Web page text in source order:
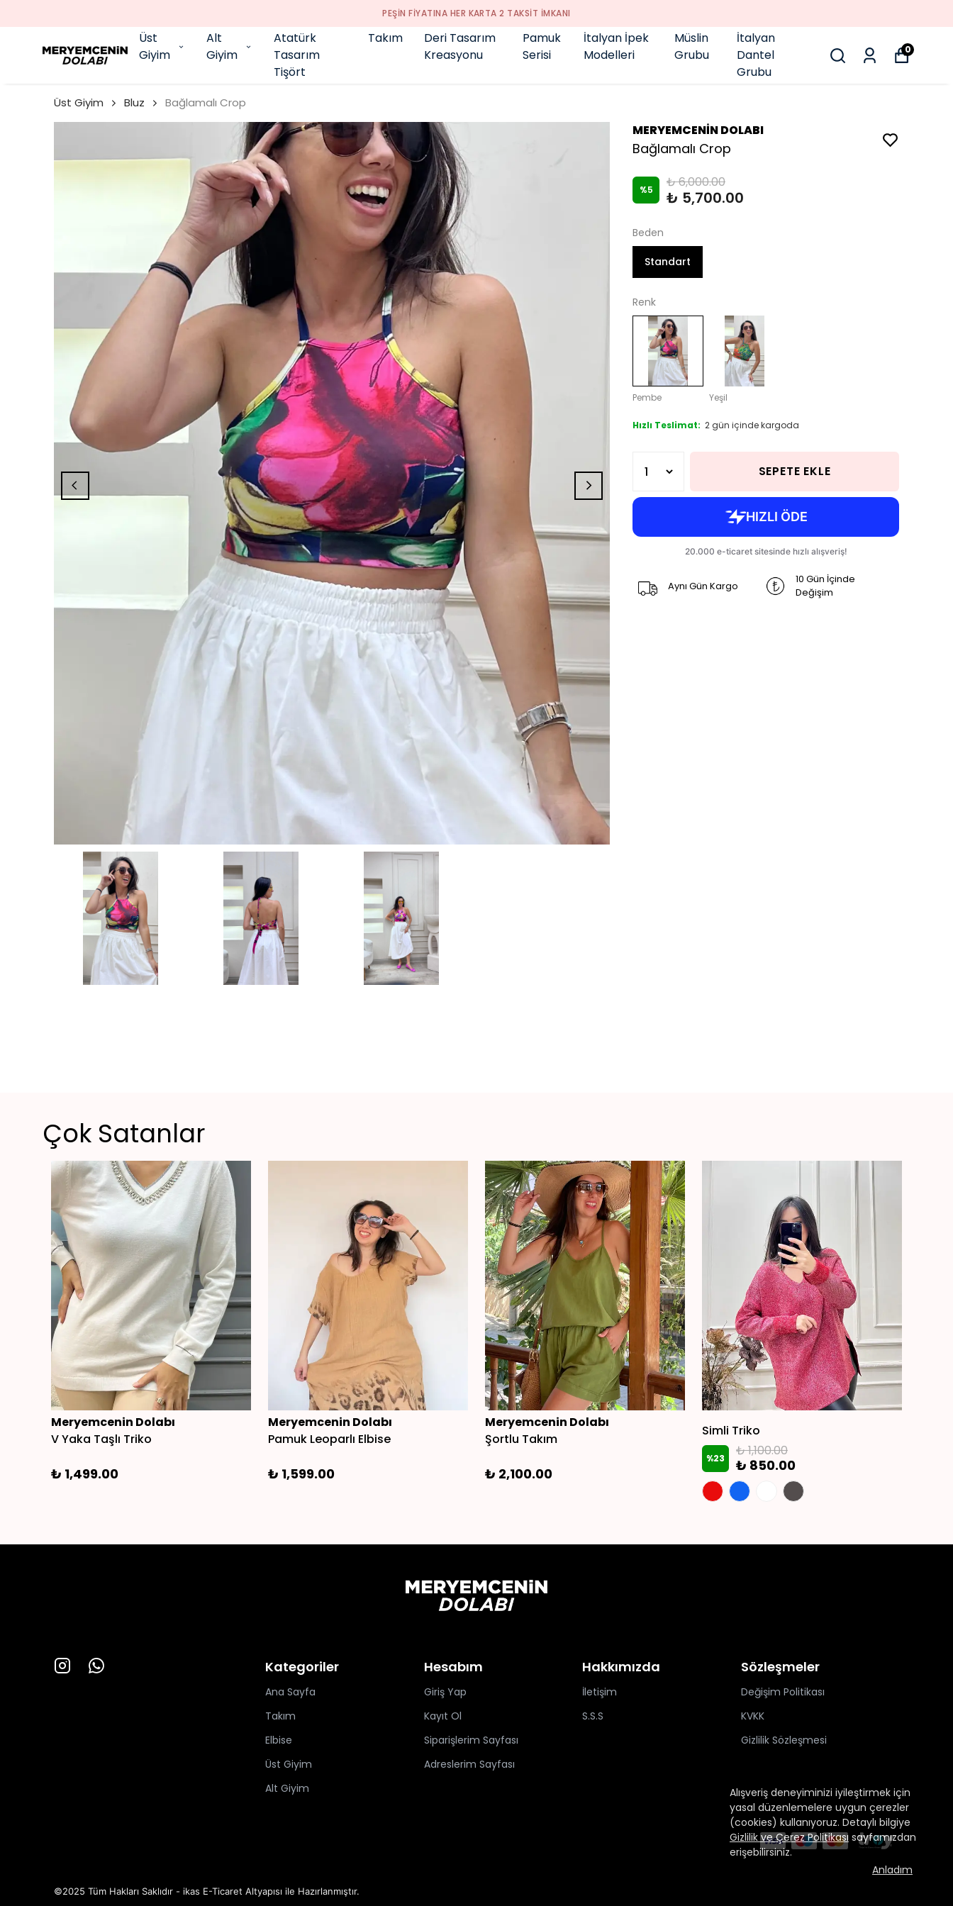
GENÇ BÜYÜK BEDEN 👑
Üst
Giyim
Alt
Giyim
Atatürk
Tasarım
Tişört
Takım
Deri Tasarım
Kreasyonu
Pamuk
Serisi
İtalyan İpek
Modelleri
Müslin
Grubu
İtalyan
Dantel
Grubu
0
Alışveriş deneyiminizi iyileştirmek için
yasal düzenlemelere uygun çerezler
(cookies) kullanıyoruz. Detaylı bilgiye
Gizlilik ve Çerez Politikası sayfamızdan
erişebilirsiniz.
Anladım
Üst Giyim Bluz Bağlamalı Crop
MERYEMCENİN DOLABI
Bağlamalı Crop
%5 ₺ 6,000.00
₺ 5,700.00
Beden
Standart
Renk
Pembe Yeşil
Hızlı Teslimat: 2 gün içinde kargoda
SEPETE EKLE
Aynı Gün Kargo
10 Gün İçinde
Değişim
Çok Satanlar
Meryemcenin Dolabı
V Yaka Taşlı Triko
₺ 1,499.00
Meryemcenin Dolabı
Pamuk Leoparlı Elbise
₺ 1,599.00
Meryemcenin Dolabı
Şortlu Takım
₺ 2,100.00
Simli Triko
%23 ₺ 1,100.00
₺ 850.00
Kategoriler
Ana Sayfa
Takım
Elbise
Üst Giyim
Alt Giyim
Hesabım
Giriş Yap
Kayıt Ol
Siparişlerim Sayfası
Adreslerim Sayfası
Hakkımızda
İletişim
S.S.S
Sözleşmeler
Değişim Politikası
KVKK
Gizlilik Sözleşmesi
©2025 Tüm Hakları Saklıdır - ikas E-Ticaret Altyapısı ile Hazırlanmıştır.